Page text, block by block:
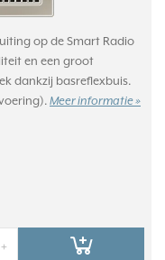
op de Smart Radio
en een groot
dankzij basreflexbuis.
Meer informatie »
+